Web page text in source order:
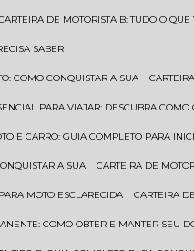
CARTEIRA DE MOTORISTA B: TUDO O
SABER
COMO CONQUISTAR A SUA
PARA VIAJAR: DESCUBRA COMO
E CARRO: GUIA COMPLETO PARA
A SUA CARTEIRA DE
MOTO ESCLARECIDA CARTEIRA
COMO OBTER E MANTER SEU